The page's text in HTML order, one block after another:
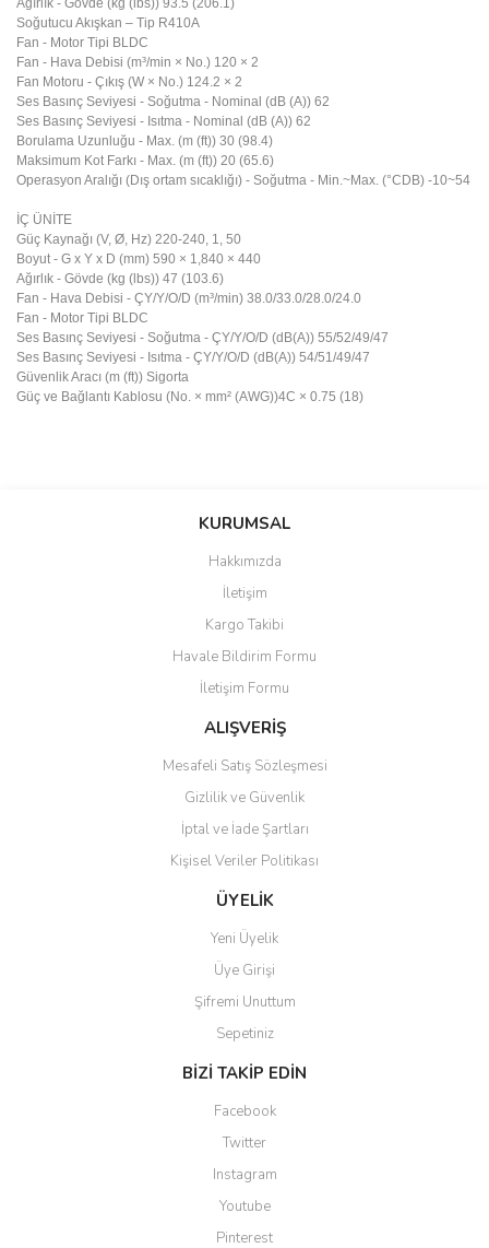
Ağırlık - Gövde (kg (lbs)) 93.5 (206.1)
Soğutucu Akışkan – Tip R410A
Fan - Motor Tipi BLDC
Fan - Hava Debisi (m³/min × No.) 120 × 2
Fan Motoru - Çıkış (W × No.) 124.2 × 2
Ses Basınç Seviyesi - Soğutma - Nominal (dB (A)) 62
Ses Basınç Seviyesi - Isıtma - Nominal (dB (A)) 62
Borulama Uzunluğu - Max. (m (ft)) 30 (98.4)
Maksimum Kot Farkı - Max. (m (ft)) 20 (65.6)
Operasyon Aralığı (Dış ortam sıcaklığı) - Soğutma - Min.~Max. (°CDB) -10~54
İÇ ÜNİTE
Güç Kaynağı (V, Ø, Hz) 220-240, 1, 50
Boyut - G x Y x D (mm) 590 × 1,840 × 440
Ağırlık - Gövde (kg (lbs)) 47 (103.6)
Fan - Hava Debisi - ÇY/Y/O/D (m³/min) 38.0/33.0/28.0/24.0
Fan - Motor Tipi BLDC
Ses Basınç Seviyesi - Soğutma - ÇY/Y/O/D (dB(A)) 55/52/49/47
Ses Basınç Seviyesi - Isıtma - ÇY/Y/O/D (dB(A)) 54/51/49/47
Güvenlik Aracı (m (ft)) Sigorta
Güç ve Bağlantı Kablosu (No. × mm² (AWG))4C × 0.75 (18)
Bu ürüne ilk yorumu siz yapın!
Yorum Yaz
Ürün resmi kalitesiz, bozuk veya görüntülenemiyor.
Ürün açıklamasında eksik bilgiler bulunuyor.
Ürün bilgilerinde hatalar bulunuyor.
Ürün fiyatı diğer sitelerden daha pahalı.
Bu ürüne benzer farklı alternatifler olmalı.
Gönder
KURUMSAL
Hakkımızda
İletişim
Kargo Takibi
Havale Bildirim Formu
İletişim Formu
ALIŞVERİŞ
Mesafeli Satış Sözleşmesi
Gizlilik ve Güvenlik
İptal ve İade Şartları
Kişisel Veriler Politikası
ÜYELİK
Yeni Üyelik
Üye Girişi
Şifremi Unuttum
Sepetiniz
BİZİ TAKİP EDİN
Facebook
Twitter
Instagram
Youtube
Pinterest